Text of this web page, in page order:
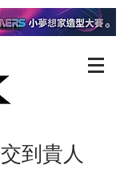
到貴人